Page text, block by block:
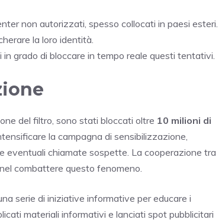
non autorizzati, spesso collocati in paesi esteri.
la loro identità.
grado di bloccare in tempo reale questi tentativi.
del filtro, sono stati bloccati oltre 10 milioni di
la campagna di sensibilizzazione,
eventuali chiamate sospette. La cooperazione tra
combattere questo fenomeno.
serie di iniziative informative per educare i
materiali informativi e lanciati spot pubblicitari